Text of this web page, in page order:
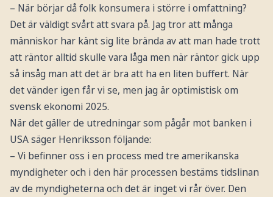
– När börjar då folk konsumera i större i omfattning?
Det är väldigt svårt att svara på. Jag tror att många
människor har känt sig lite brända av att man hade trott
att räntor alltid skulle vara låga men när räntor gick upp
så insåg man att det är bra att ha en liten buffert. När
det vänder igen får vi se, men jag är optimistisk om
svensk ekonomi 2025.
När det gäller de utredningar som pågår mot banken i
USA säger Henriksson följande:
– Vi befinner oss i en process med tre amerikanska
myndigheter och i den här processen bestäms tidslinan
av de myndigheterna och det är inget vi rår över. Den